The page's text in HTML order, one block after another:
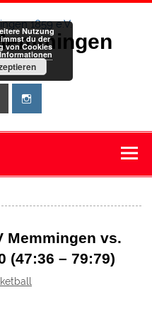
Memmingen vs.
(47:36 – 79:79)
Nutzung
du der
von Cookies